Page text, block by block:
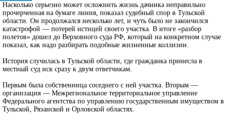
Насколько серьезно может осложнить жизнь дачника неправильно
прочерченная на бумаге линия, показал судебный спор в Тульской
области. Он продолжался несколько лет, и чуть было не закончился
катастрофой — потерей истицей своего участка. В итоге «разбор
полетов» дошел до Верховного суда РФ, который на конкретном случае
показал, как надо разбирать подобные жизненные коллизии.
История случилась в Тульской области, где гражданка принесла в
местный суд иск сразу к двум ответчикам.
Первым была собственница соседнего с ней участка. Вторым —
организация — Межрегиональное территориальное управление
Федерального агентства по управлению государственным имуществом в
Тульской, Рязанской и Орловской областях.